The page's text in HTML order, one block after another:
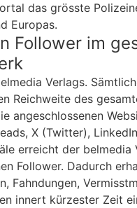
das grösste
Europas.
Follower im
Verlags.
Reichweite des
angeschlossenen
X (Twitter),
erreicht der belmedia
Follower. Dadurch
Fahndungen,
innert kürzester Zeit